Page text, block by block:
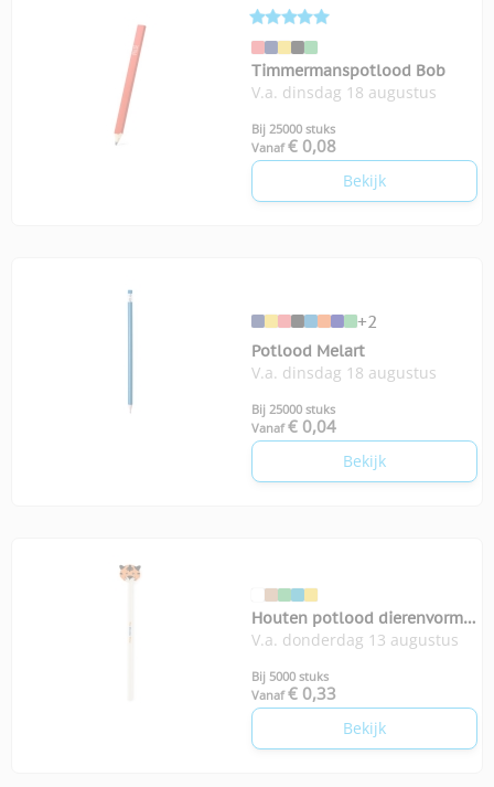
Timmermanspotlood Bob
V.a. dinsdag 18 augustus
Bij 25000 stuks
Vanaf € 0,08
Bekijk
+2
Potlood Melart
V.a. dinsdag 18 augustus
Bij 25000 stuks
Vanaf € 0,04
Bekijk
Houten potlood dierenvorm
Circo
V.a. donderdag 13 augustus
Bij 5000 stuks
Vanaf € 0,33
Bekijk